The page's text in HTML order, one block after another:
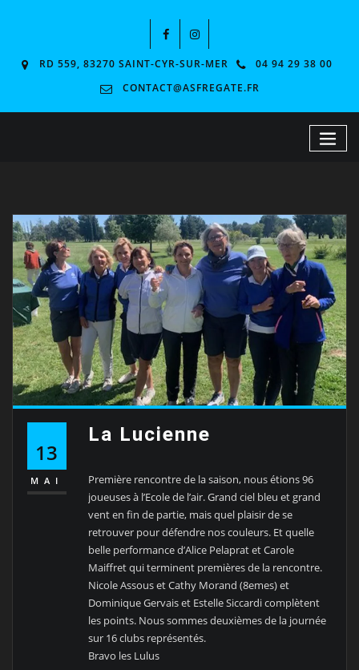
RD 559, 83270 SAINT-CYR-SUR-MER
04 94 29 38 00
CONTACT@ASFREGATE.FR
13
MAI
La Lucienne
Première rencontre de la saison, nous étions 96
joueuses à l’Ecole de l’air. Grand ciel bleu et grand
vent en fin de partie, mais quel plaisir de se
retrouver pour défendre nos couleurs. Et quelle
belle performance d’Alice Pelaprat et Carole
Maiffret qui terminent premières de la rencontre.
Nicole Assous et Cathy Morand (8emes) et
Dominique Gervais et Estelle Siccardi complètent
les points. Nous sommes deuxièmes de la journée
sur 16 clubs représentés.
Bravo les Lulus